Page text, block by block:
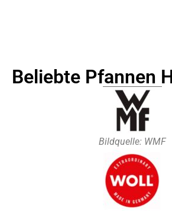
Beliebte Pfannen
Bildquelle: WMF